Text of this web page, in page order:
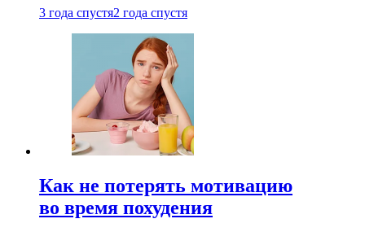
3 года спустя2 года спустя
Как не потерять мотивацию
во время похудения